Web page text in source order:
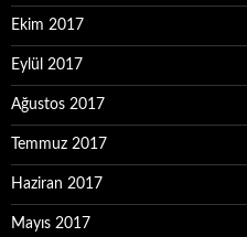
Ekim 2017
Eylül 2017
Ağustos 2017
Temmuz 2017
Haziran 2017
Mayıs 2017